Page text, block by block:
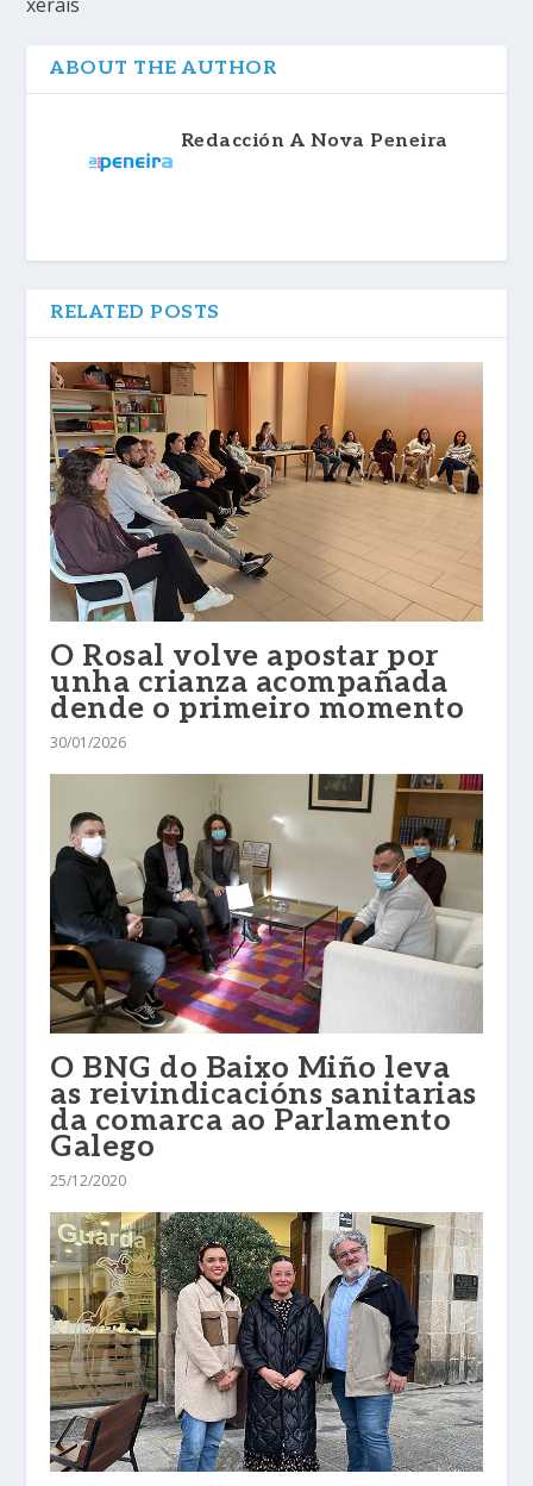
ABOUT THE AUTHOR
Redacción A Nova Peneira
RELATED POSTS
O Rosal volve apostar por
unha crianza acompañada
dende o primeiro momento
30/01/2026
O BNG do Baixo Miño leva
as reivindicacións sanitarias
da comarca ao Parlamento
Galego
25/12/2020